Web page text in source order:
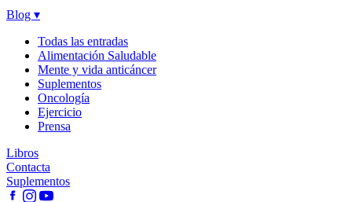
Blog ▾
Todas las entradas
Alimentación Saludable
Mente y vida anticáncer
Suplementos
Oncología
Ejercicio
Prensa
Libros
Contacta
Suplementos